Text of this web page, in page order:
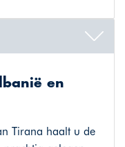
en
Tirana haalt u de